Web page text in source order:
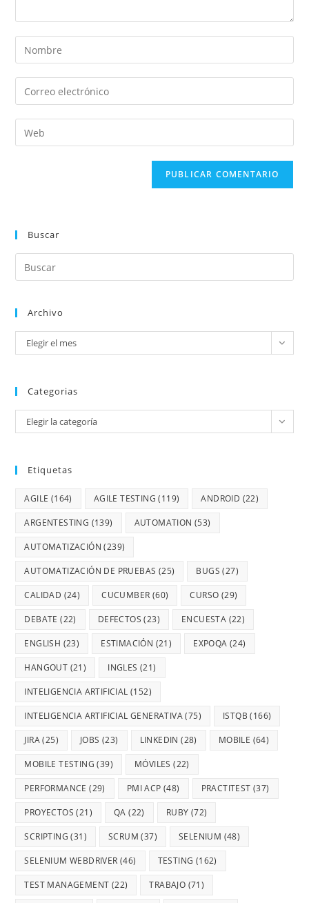
Buscar
Archivo
Elegir el mes
Categorias
Elegir la categoría
Etiquetas
AGILE (164) AGILE TESTING (119) ANDROID (22)
ARGENTESTING (139) AUTOMATION (53)
AUTOMATIZACIÓN (239)
AUTOMATIZACIÓN DE PRUEBAS (25) BUGS (27)
CALIDAD (24) CUCUMBER (60) CURSO (29)
DEBATE (22) DEFECTOS (23) ENCUESTA (22)
ENGLISH (23) ESTIMACIÓN (21) EXPOQA (24)
HANGOUT (21) INGLES (21)
INTELIGENCIA ARTIFICIAL (152)
INTELIGENCIA ARTIFICIAL GENERATIVA(75) ISTQB (166)
JIRA(25) JOBS (23) LINKEDIN (28) MOBILE (64)
MOBILE TESTING (39) MÓVILES (22)
PERFORMANCE (29) PMI ACP (48) PRACTITEST (37)
PROYECTOS (21) QA (22) RUBY (72)
SCRIPTING (31) SCRUM (37) SELENIUM (48)
SELENIUM WEBDRIVER (46) TESTING (162)
TEST MANAGEMENT (22) TRABAJO (71)